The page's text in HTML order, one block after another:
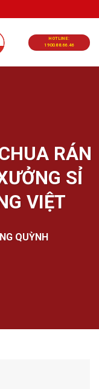
HOTLINE:
1900.88.66.46
RÁN
SỈ
VIỆT
QUỲNH